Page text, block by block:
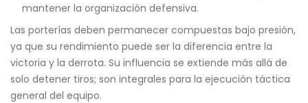
mantener la organización defensiva.
Las porterías deben permanecer compuestas bajo presión,
ya que su rendimiento puede ser la diferencia entre la
victoria y la derrota. Su influencia se extiende más allá de
solo detener tiros; son integrales para la ejecución táctica
general del equipo.